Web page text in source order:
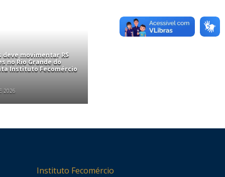
deve movimentar R$
no Rio Grande do
Instituto Fecomércio
2026
Instituto Fecomércio